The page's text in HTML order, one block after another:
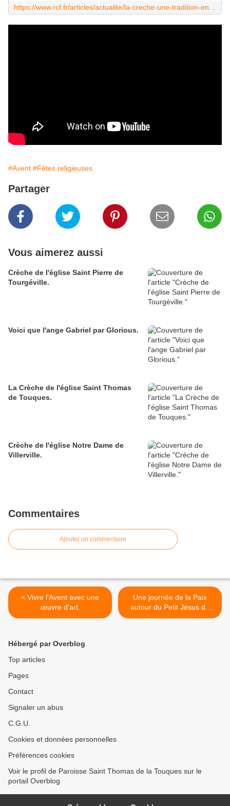
#Avent #Fêtes religieuses
Partager
Vous aimerez aussi
Crèche de l'église Saint Pierre de
Tourgéville.
Voici que l'ange Gabriel par Glorious.
La Crèche de l'église Saint Thomas
de Touques.
Crèche de l'église Notre Dame de
Villerville.
Commentaires
Ajouter un commentaire
< Vivre l'Avent avec une
œuvre d'art.
Une journée de la Paix
autour du Petit Jésus de
Prague. >
Hébergé par Overblog
Top articles
Pages
Contact
Signaler un abus
C.G.U.
Cookies et données personnelles
Préférences cookies
Voir le profil de Paroisse Saint Thomas de la Touques sur le
portail Overblog